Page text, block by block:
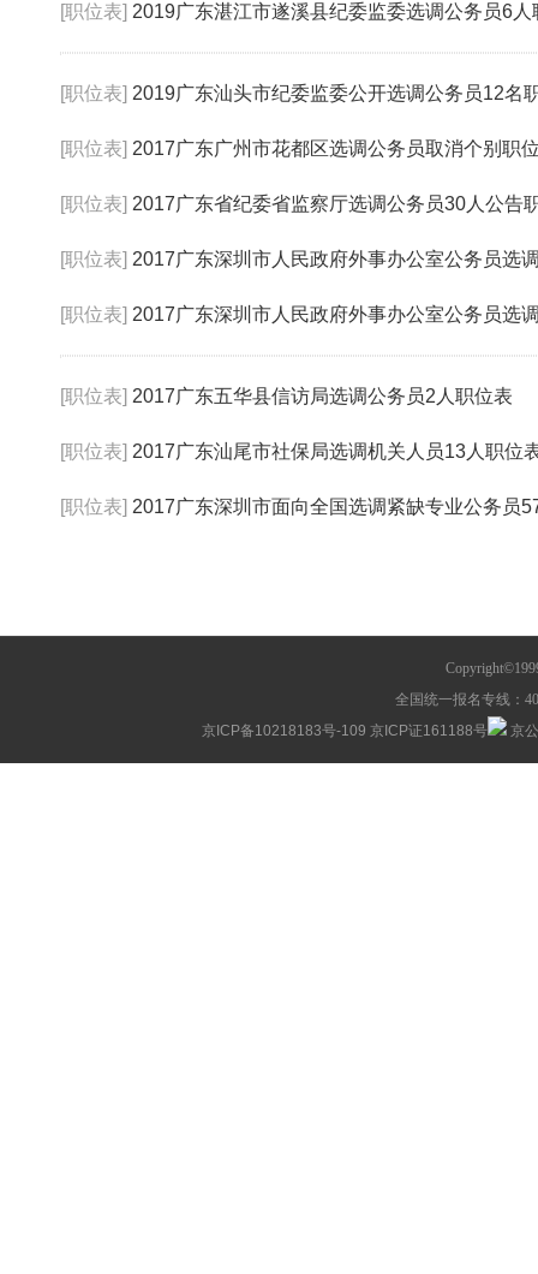
[职位表] 2019广东湛江市遂溪县纪委监委选调公务员6人
[职位表] 2019广东汕头市纪委监委公开选调公务员12名
[职位表] 2017广东广州市花都区选调公务员取消个别职
[职位表] 2017广东省纪委省监察厅选调公务员30人公告
[职位表] 2017广东深圳市人民政府外事办公室公务员选
[职位表] 2017广东深圳市人民政府外事办公室公务员选
[职位表] 2017广东五华县信访局选调公务员2人职位表
[职位表] 2017广东汕尾市社保局选调机关人员13人职位
[职位表] 2017广东深圳市面向全国选调紧缺专业公务员
全国统一报名专线：
京ICP备10218183号-109 京ICP证161188号 京